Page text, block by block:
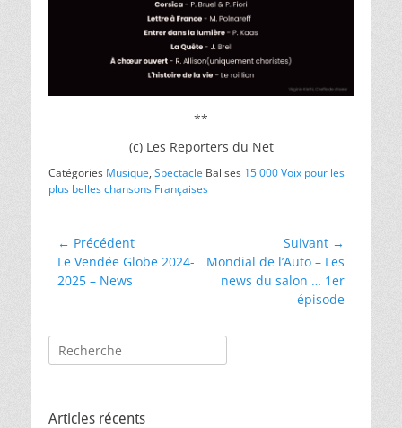
**
(c) Les Reporters du Net
Catégories Musique, Spectacle Balises 15 000 Voix pour les
plus belles chansons Françaises
Navigation
de
l’article
← Précédent
Article
précédent :
Le Vendée Globe 2024-
2025 – News
Suivant →
Article
suivant :
Mondial de l’Auto – Les
news du salon … 1er
épisode
Rechercher :
Articles récents